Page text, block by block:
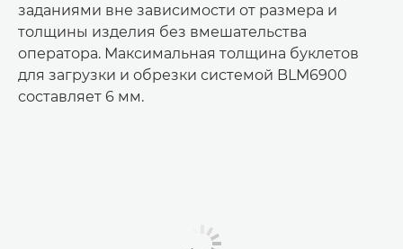
заданиями вне зависимости от размера и
толщины изделия без вмешательства
оператора. Максимальная толщина буклетов
для загрузки и обрезки системой BLM6900
составляет 6 мм.